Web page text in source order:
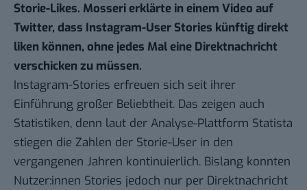
Storie-Likes. Mosseri erklärte in einem Video auf
Twitter, dass Instagram-User Stories künftig direkt
liken können, ohne jedes Mal eine Direktnachricht
verschicken zu müssen.
Instagram-Stories erfreuen sich seit ihrer
Einführung großer Beliebtheit. Das zeigen auch
Statistiken, denn laut der Analyse-Plattform Statista
stiegen die Zahlen der Storie-User in den
vergangenen Jahren kontinuierlich. Bislang konnten
Nutzer:innen Stories jedoch nur per Direktnachricht